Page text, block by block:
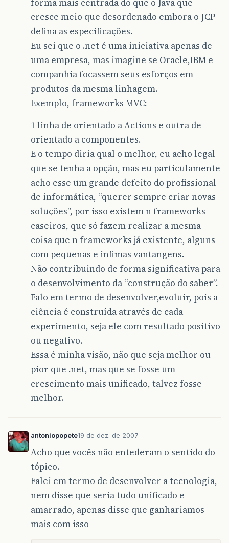
forma mais centrada do que o Java que
cresce meio que desordenado embora o JCP
defina as especificações.
Eu sei que o .net é uma iniciativa apenas de
uma empresa, mas imagine se Oracle,IBM e
companhia focassem seus esforços em
produtos da mesma linhagem.
Exemplo, frameworks MVC:
1 linha de orientado a Actions e outra de
orientado a componentes.
E o tempo diria qual o melhor, eu acho legal
que se tenha a opção, mas eu particulamente
acho esse um grande defeito do profissional
de informática, “querer sempre criar novas
soluções”, por isso existem n frameworks
caseiros, que só fazem realizar a mesma
coisa que n frameworks já existente, alguns
com pequenas e infimas vantangens.
Não contribuindo de forma significativa para
o desenvolvimento da “construção do saber”.
Falo em termo de desenvolver,evoluir, pois a
ciência é construída através de cada
experimento, seja ele com resultado positivo
ou negativo.
Essa é minha visão, não que seja melhor ou
pior que .net, mas que se fosse um
crescimento mais unificado, talvez fosse
melhor.
antoniopopete19 de dez. de 2007
Acho que vocês não entederam o sentido do
tópico.
Falei em termo de desenvolver a tecnologia,
nem disse que seria tudo unificado e
amarrado, apenas disse que ganhariamos
mais com isso